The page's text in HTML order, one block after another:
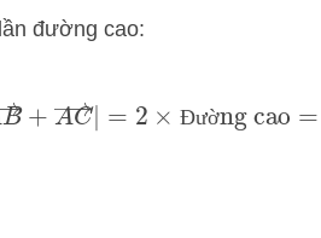
đường cao:
Đ ư ờ